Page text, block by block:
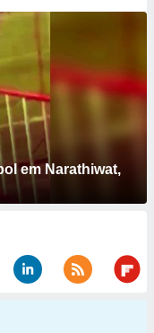
em Narathiwat,